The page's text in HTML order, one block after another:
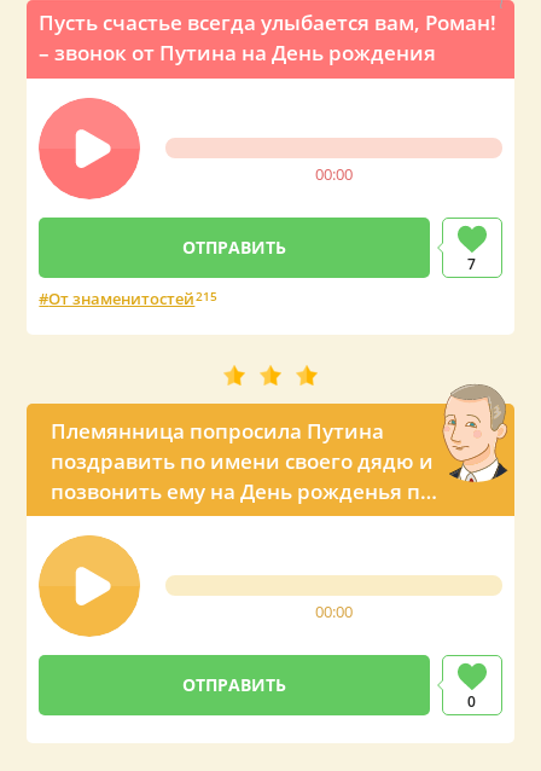
Пусть счастье всегда улыбается вам, Роман!
– звонок от Путина на День рождения
00:00
7
От знаменитостей215
Племянница попросила Путина
поздравить по имени своего дядю и
позвонить ему на День рожденья по
телефону
00:00
0